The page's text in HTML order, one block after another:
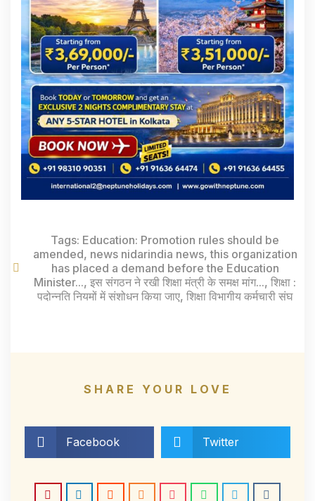
Tags: Education: Promotion rules should be
amended, news nidarindia news,this organization
has placed a demand before the Education
Minister..., इस संगठन ने रखी शिक्षा मंत्री के समक्ष मांग..., शिक्षा :
पदोन्नति नियमों में संशोधन किया जाए, शिक्षा विभागीय कर्मचारी संघ
SHARE YOUR LOVE
Facebook Twitter